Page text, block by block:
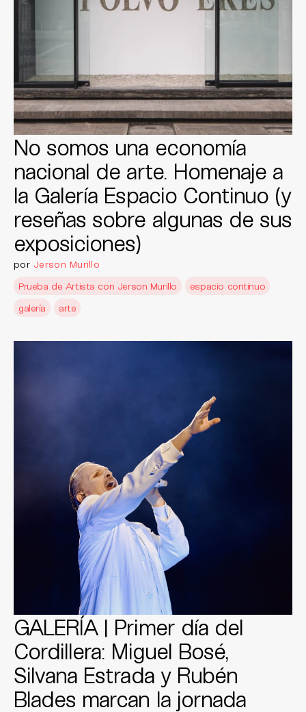
No somos una economía
nacional de arte. Homenaje a
la Galería Espacio Continuo (y
reseñas sobre algunas de sus
exposiciones)
por Jerson Murillo
Prueba de Artista con Jerson Murillo
espacio continuo
galería
arte
GALERÍA | Primer día del
Cordillera: Miguel Bosé,
Silvana Estrada y Rubén
Blades marcan la jornada